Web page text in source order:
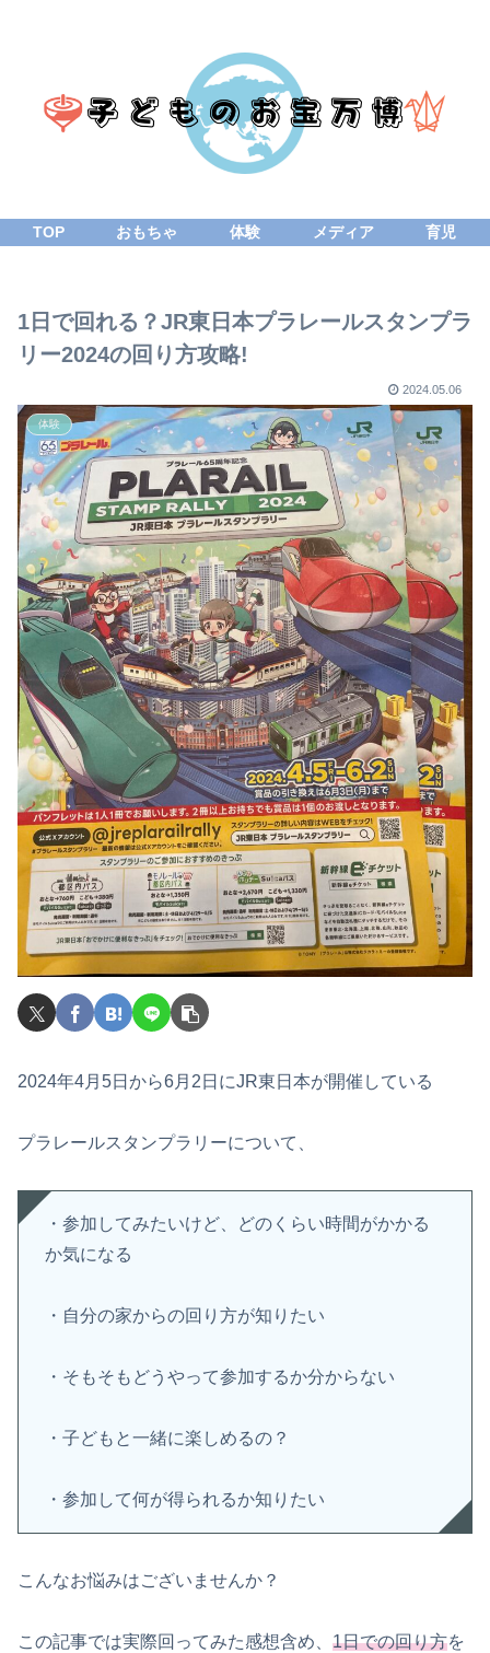
TOP おもちゃ 体験 メディア 育児
1日で回れる？JR東日本プラレールスタンプラ
リー2024の回り方攻略!
2024.05.06
体験
2024年4月5日から6月2日にJR東日本が開催している
プラレールスタンプラリーについて、
・参加してみたいけど、どのくらい時間がかかる
か気になる
・自分の家からの回り方が知りたい
・そもそもどうやって参加するか分からない
・子どもと一緒に楽しめるの？
・参加して何が得られるか知りたい
こんなお悩みはございませんか？
この記事では実際回ってみた感想含め、 1日での回り方を